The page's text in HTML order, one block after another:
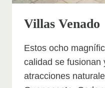
Villas Venado
Estos ocho
calidad se fusionan
atracciones